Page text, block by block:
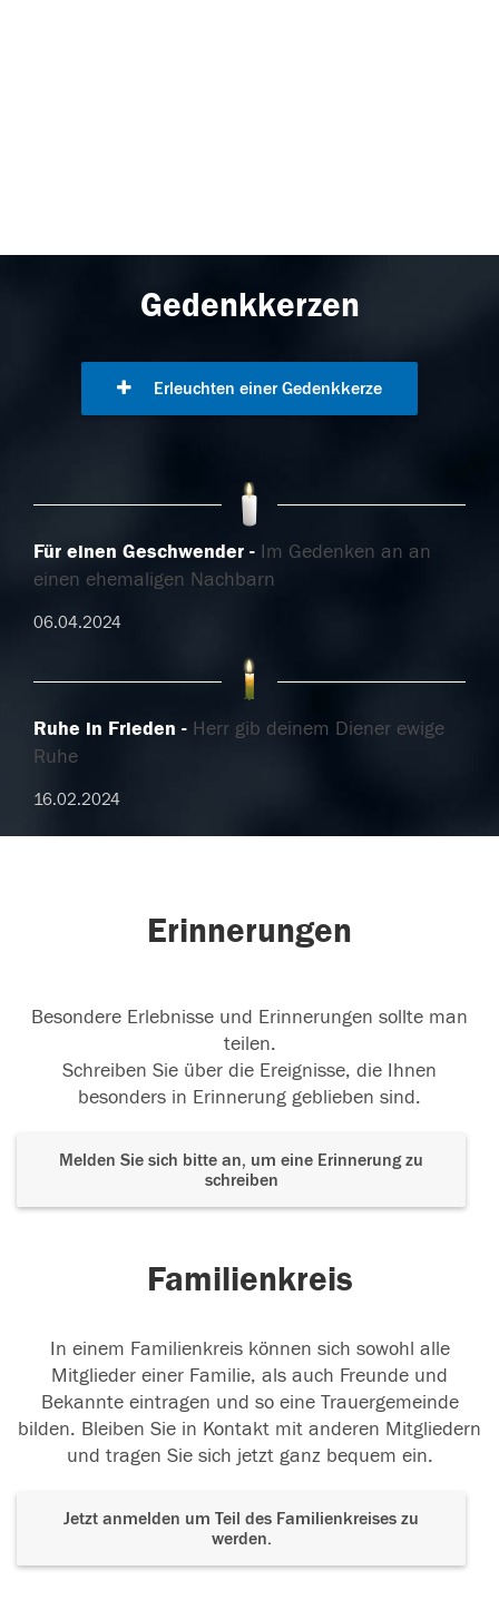
Gedenkkerzen
Erleuchten einer Gedenkkerze
Für einen Geschwender
Im Gedenken an an
einen ehemaligen Nachbarn
06.04.2024
Ruhe in Frieden
Herr gib deinem Diener ewige
Ruhe
16.02.2024
Erinnerungen
Besondere Erlebnisse und Erinnerungen sollte man
teilen.
Schreiben Sie über die Ereignisse, die Ihnen
besonders in Erinnerung geblieben sind.
Melden Sie sich bitte an, um eine Erinnerung zu
schreiben
Familienkreis
In einem Familienkreis können sich sowohl alle
Mitglieder einer Familie, als auch Freunde und
Bekannte eintragen und so eine Trauergemeinde
bilden. Bleiben Sie in Kontakt mit anderen Mitgliedern
und tragen Sie sich jetzt ganz bequem ein.
Jetzt anmelden um Teil des Familienkreises zu
werden.